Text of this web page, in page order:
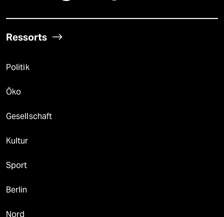
Ressorts
Politik
Öko
Gesellschaft
Kultur
Sport
Berlin
Nord